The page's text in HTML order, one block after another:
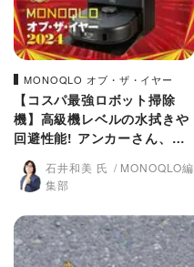
MONOQLO オブ・ザ・イヤー
【コスパ最強ロボット掃除
機】高級機レベルの水拭きや
回避性能! アンカーさん、こ
の値段でいいの!?【MONOQ
LO 2024年ベストバイ】
石井和美 氏
MONOQLO編
集部